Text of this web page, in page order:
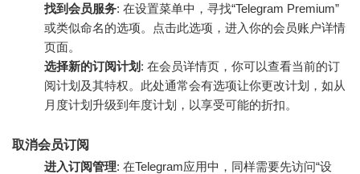
找到会员服务: 在设置菜单中，寻找“Telegram Premium”
或类似命名的选项。点击此选项，进入你的会员账户详情
页面。
选择新的订阅计划 : 在会员详情页，你可以查看当前的订
阅计划及其特权。此处通常会有选项让你更改计划，如从
月度计划升级到年度计划，以享受可能的折扣。
取消会员订阅
进入订阅管理: 在Telegram应用中，同样需要先访问“设